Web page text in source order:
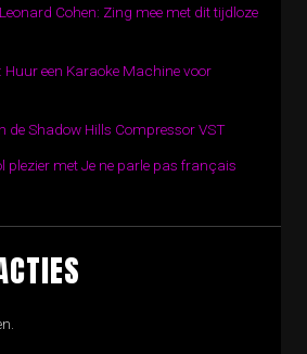
Cohen: Zing mee met dit tijdloze
Huur een Karaoke Machine voor
de Shadow Hills Compressor VST
plezier met Je ne parle pas français